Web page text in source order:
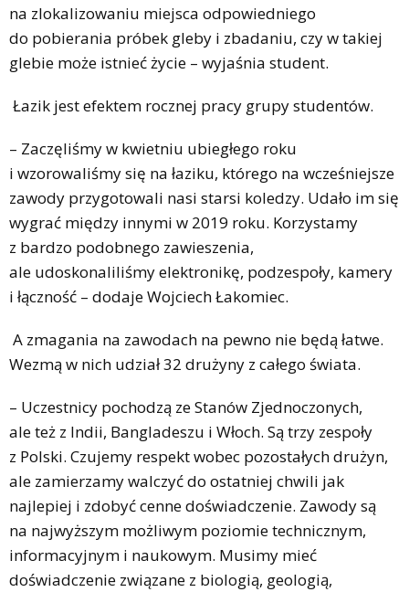
na zlokalizowaniu miejsca odpowiedniego
do pobierania próbek gleby i zbadaniu, czy w takiej
glebie może istnieć życie – wyjaśnia student.
Łazik jest efektem rocznej pracy grupy studentów.
– Zaczęliśmy w kwietniu ubiegłego roku
i wzorowaliśmy się na łaziku, którego na wcześniejsze
zawody przygotowali nasi starsi koledzy. Udało im się
wygrać między innymi w 2019 roku. Korzystamy
z bardzo podobnego zawieszenia,
ale udoskonaliliśmy elektronikę, podzespoły, kamery
i łączność – dodaje Wojciech Łakomiec.
A zmagania na zawodach na pewno nie będą łatwe.
Wezmą w nich udział 32 drużyny z całego świata.
– Uczestnicy pochodzą ze Stanów Zjednoczonych,
ale też z Indii, Bangladeszu i Włoch. Są trzy zespoły
z Polski. Czujemy respekt wobec pozostałych drużyn,
ale zamierzamy walczyć do ostatniej chwili jak
najlepiej i zdobyć cenne doświadczenie. Zawody są
na najwyższym możliwym poziomie technicznym,
informacyjnym i naukowym. Musimy mieć
doświadczenie związane z biologią, geologią,